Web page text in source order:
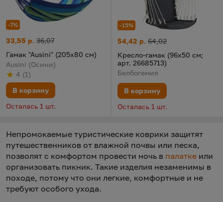
-7%
Гамак "Ausini" (205х80 см)
Цена:
33,55 р.
Старая цена:
36,07
Гамак "Ausini" (205х80 см)
Ausini (Осини)
Рейтинг
4
из 5 (
по результату
1
голосов)
В корзину
Осталась 1 шт.
-15%
Кресло-гамак (96х50 см; арт.
Цена:
54,42 р.
Старая цена:
64,02
Кресло-гамак (96х50 см;
арт. 26685713)
Белбогемия
В корзину
Осталась 1 шт.
Непромокаемые туристические коврики защитят
путешественников от влажной почвы или песка,
позволят с комфортом провести ночь в палатке или
организовать пикник. Такие изделия незаменимы в
походе, потому что они легкие, комфортные и не
требуют особого ухода.